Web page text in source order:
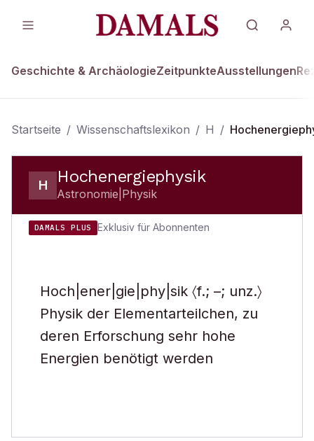
Geschichte & ArchäologieZeitpunkteAusstellungen
Startseite / Wissenschaftslexikon / H /
H Hochenergiephysik
Astronomie|Physik
DAMALS PLUS Exklusiv für Abonnenten
Hoch|ener|gie|phy|sik 〈f.; –; unz.〉
Physik der Elementarteilchen, zu
deren Erforschung sehr hohe
Energien benötigt werden